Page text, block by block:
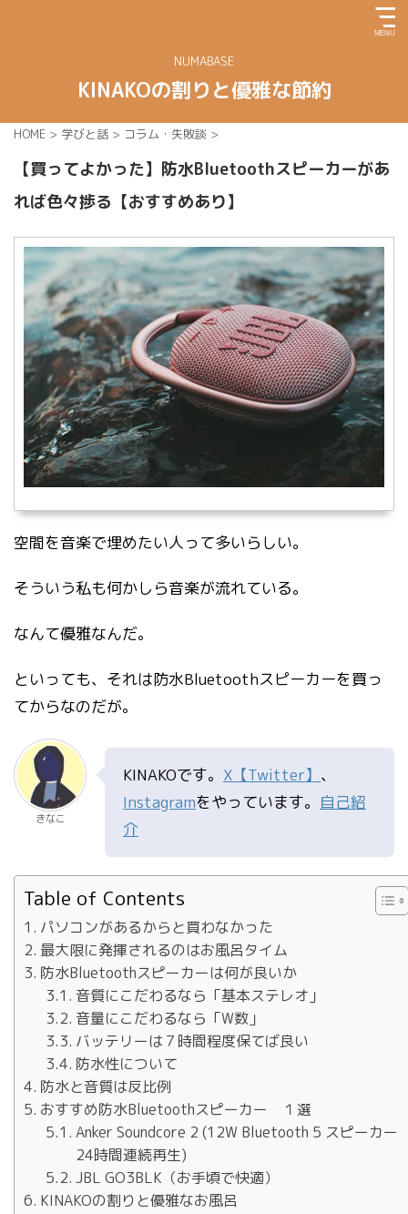
NUMABASE
KINAKOの割りと優雅な節約
HOME > 学びと話 > コラム・失敗談 >
【買ってよかった】防水Bluetoothスピーカーがあ
れば色々捗る【おすすめあり】
空間を音楽で埋めたい人って多いらしい。
そういう私も何かしら音楽が流れている。
なんて優雅なんだ。
といっても、それは防水Bluetoothスピーカーを買っ
てからなのだが。
きなこ
KINAKOです。 X【Twitter】 、
Instagramをやっています。 自己紹
介
Table of Contents
パソコンがあるからと買わなかった
最大限に発揮されるのはお風呂タイム
防水Bluetoothスピーカーは何が良いか
音質にこだわるなら「基本ステレオ」
音量にこだわるなら「W数」
バッテリーは７時間程度保てば良い
防水性について
防水と音質は反比例
おすすめ防水Bluetoothスピーカー １選
Anker Soundcore 2 (12W Bluetooth 5 スピーカー
24時間連続再生)
JBL GO3BLK（お手頃で快適）
KINAKOの割りと優雅なお風呂